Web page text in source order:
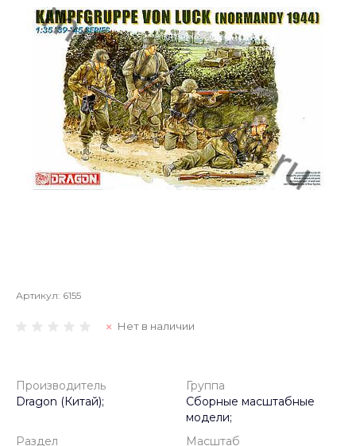
Артикул: 6155
Нет в наличии
Производитель
Dragon (Китай);
Группа
Сборные масштабные
модели;
Раздел
Масштаб